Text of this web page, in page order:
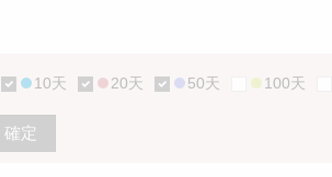
10天 20天 50天 100天
確定